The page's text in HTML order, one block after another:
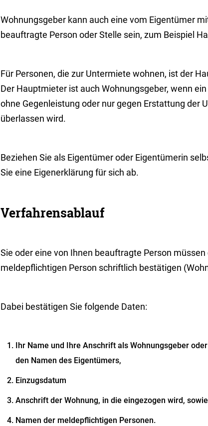
Wohnungsgeber kann auch eine vom Eigentümer
beauftragte Person oder Stelle sein, zum Beispiel
Für Personen, die zur Untermiete wohnen, ist der
Der Hauptmieter ist auch Wohnungsgeber, wenn
ohne Gegenleistung oder nur gegen Erstattung der
überlassen wird.
Beziehen Sie als Eigentümer oder Eigentümerin
Sie eine Eigenerklärung für sich ab.
Verfahrensablauf
Sie oder eine von Ihnen beauftragte Person
meldepflichtigen Person schriftlich bestätigen
Dabei bestätigen Sie folgende Daten:
Ihr Name und Ihre Anschrift als Wohnungsgeber
den Namen des Eigentümers,
Einzugsdatum
Anschrift der Wohnung, in die eingezogen wird, sowie
Namen der meldepflichtigen Personen.